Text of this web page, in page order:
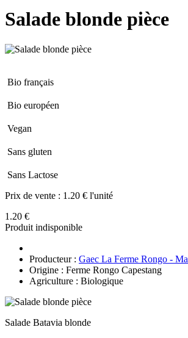
Salade blonde pièce
Bio français
Bio européen
Vegan
Sans gluten
Sans Lactose
Prix de vente : 1.20 € l'unité
1.20 €
Produit indisponible
Producteur : Gaec La Ferme Rongo -
Origine : Ferme Rongo Capestang
Agriculture : Biologique
Salade Batavia blonde